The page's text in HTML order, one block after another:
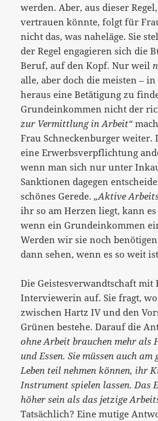
werden. Aber, aus dieser
vertrauen könnte, folgt für
nicht das, was naheläge. Sie
der Regel engagieren sich die
Beruf, auf den Kopf. Nur weil
alle, aber doch die meisten – in
heraus eine Betätigung zu
Grundeinkommen nicht der
zur Vermittlung in Arbeit“
Frau Schneckenburger weiter.
eine Erwerbsverpflichtung
wenn man sich nur unter
Sanktionen dagegen
schönes Gerede.„Aktive
ihr so am Herzen liegt, kann es
wenn ein Grundeinkommen
Werden wir sie noch
dann sehen, wenn es so weit
Die Geistesverwandtschaft
Interviewerin auf. Sie fragt,
zwischen Hartz IV und den
Grünen bestehe. Darauf die
ohne Arbeit brauchen mehr als
und Essen. Sie müssen auch
Leben teil nehmen können, ihr
Instrument spielen lassen. Das
höher sein als das jetzige
Tatsächlich? Eine mutige